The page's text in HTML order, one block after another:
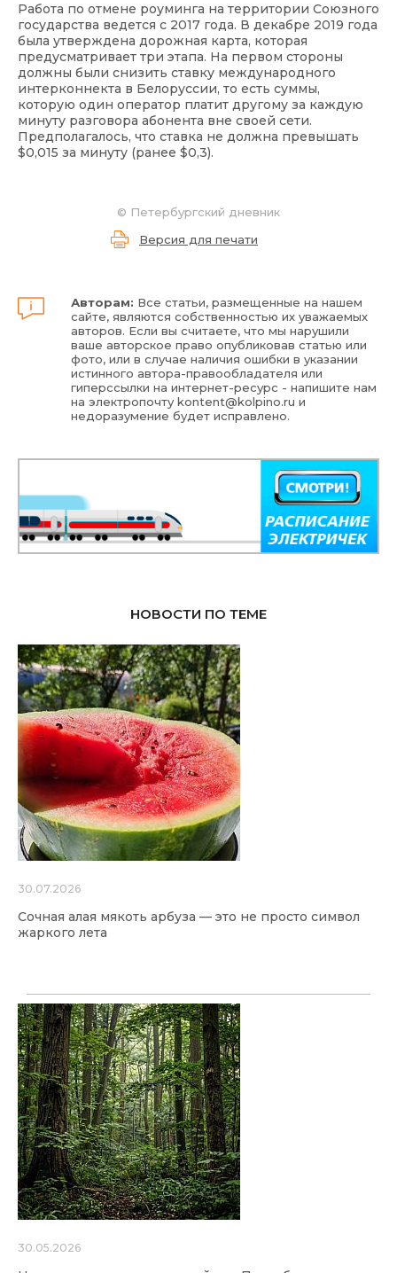
Работа по отмене роуминга на территории Союзного
государства ведется с 2017 года. В декабре 2019 года
была утверждена дорожная карта, которая
предусматривает три этапа. На первом стороны
должны были снизить ставку международного
интерконнекта в Белоруссии, то есть суммы,
которую один оператор платит другому за каждую
минуту разговора абонента вне своей сети.
Предполагалось, что ставка не должна превышать
$0,015 за минуту (ранее $0,3).
© Петербургский дневник
Версия для печати
Авторам: Все статьи, размещенные на нашем
сайте, являются собственностью их уважаемых
авторов. Если вы считаете, что мы нарушили
ваше авторское право опубликовав статью или
фото, или в случае наличия ошибки в указании
истинного автора-правообладателя или
гиперссылки на интернет-ресурс - напишите нам
на электропочтуkontent@kolpino.ru и
недоразумение будет исправлено.
НОВОСТИ ПО ТЕМЕ
30.07.2026
Сочная алая мякоть арбуза — это не просто символ
жаркого лета
30.05.2026